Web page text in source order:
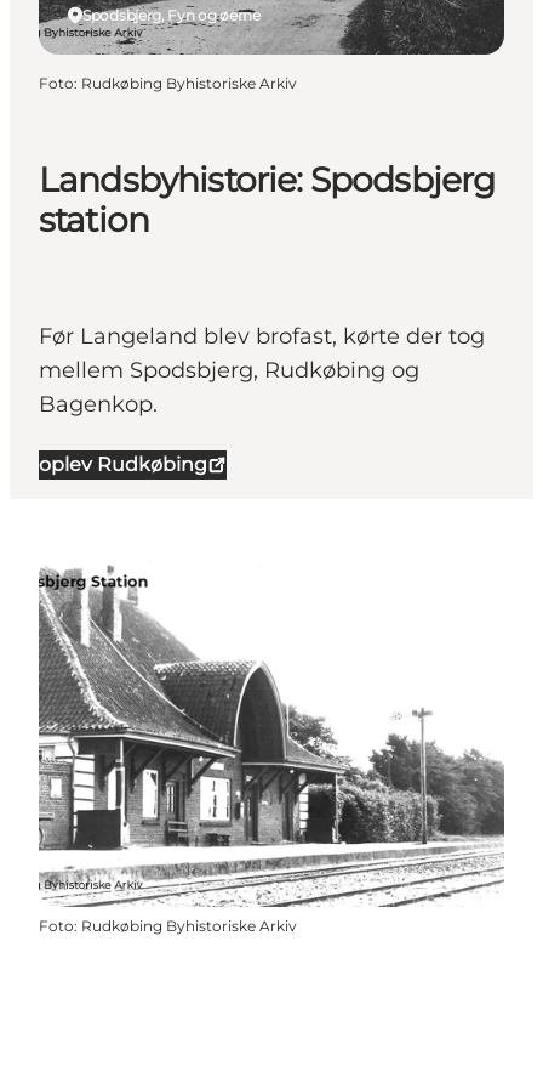
Landsbyhistorie: Spodsbjerg
station
Før Langeland blev brofast, kørte der tog
mellem Spodsbjerg, Rudkøbing og
Bagenkop.
oplev Rudkøbing
Spodsbjerg, Fyn og øerne
Foto: Rudkøbing Byhistoriske Arkiv
Foto: Rudkøbing Byhistoriske Arkiv